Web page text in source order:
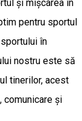
şi mişcarea în
pentru sportul
în
nostru este să
tinerilor, acest
comunicare şi